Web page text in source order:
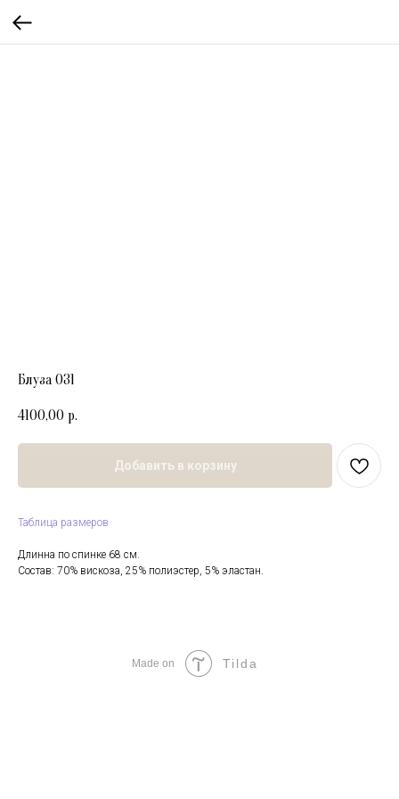
Блуза 031
4100,00 р.
Добавить в корзину
Таблица размеров
Длинна по спинке 68 см.
Состав: 70% вискоза, 25% полиэстер, 5% эластан.
Made on Tilda